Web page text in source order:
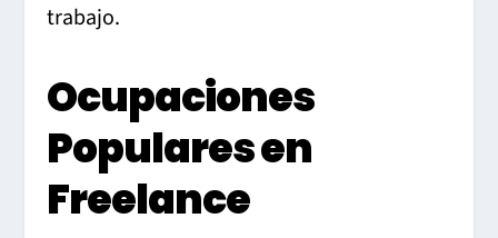
trabajo.
Ocupaciones
Populares en
Freelance